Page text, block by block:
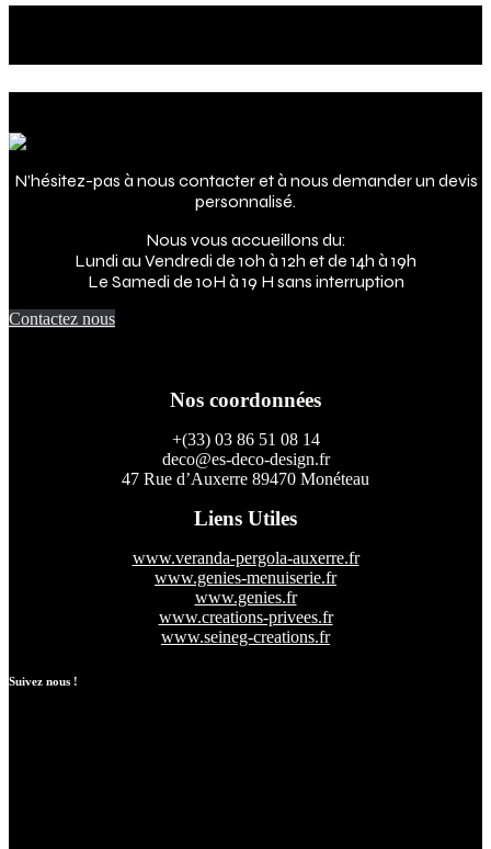
N’hésitez-pas à nous contacter et à nous demander un devis
personnalisé.
Nous vous accueillons du:
Lundi au Vendredi de 10h à 12h et de 14h à 19h
Le Samedi de 10H à 19 H sans interruption
Contactez nous
Nos coordonnées
+(33) 03 86 51 08 14
deco@es-deco-design.fr
47 Rue d’Auxerre 89470 Monéteau
Liens Utiles
www.veranda-pergola-auxerre.fr
www.genies-menuiserie.fr
www.genies.fr
www.creations-privees.fr
www.seineg-creations.fr
Suivez nous !